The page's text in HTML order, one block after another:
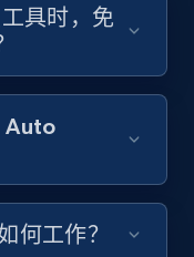
Video url,
注册使用
new
具时，免
Auto
何工作？